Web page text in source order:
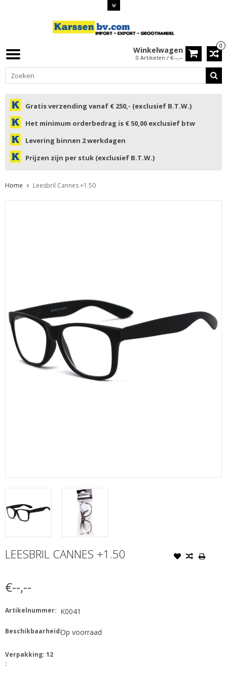
0
Winkelwagen
0 Artikelen / €--,--
Gratis verzending vanaf € 250,- (exclusief B.T.W.)
Het minimum orderbedrag is € 50,00 exclusief btw
Levering binnen 2 werkdagen
Prijzen zijn per stuk (exclusief B.T.W.)
Home Leesbril Cannes +1.50
LEESBRIL CANNES +1.50
€--,--
Artikelnummer: K0041
Beschikbaarheid:Op voorraad
Verpakking: 12
: